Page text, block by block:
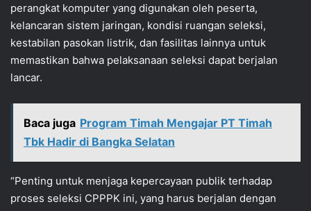
perangkat komputer yang digunakan oleh peserta,
kelancaran sistem jaringan, kondisi ruangan seleksi,
kestabilan pasokan listrik, dan fasilitas lainnya untuk
memastikan bahwa pelaksanaan seleksi dapat berjalan
lancar.
Baca juga Program Timah Mengajar PT Timah
Tbk Hadir di Bangka Selatan
“Penting untuk menjaga kepercayaan publik terhadap
proses seleksi CPPPK ini, yang harus berjalan dengan